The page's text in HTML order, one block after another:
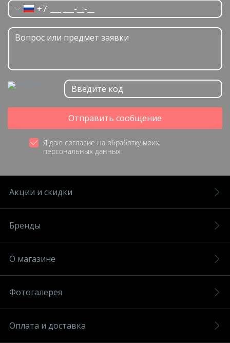
+7
Отправить сообщение
Я даю согласие на обработку моих
персональных данных
Акции и скидки
Бренды
О магазине
Фотогалерея
Оплата и доставка